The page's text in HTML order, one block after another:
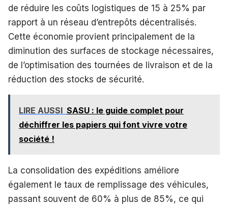
de réduire les coûts logistiques de 15 à 25% par
rapport à un réseau d’entrepôts décentralisés.
Cette économie provient principalement de la
diminution des surfaces de stockage nécessaires,
de l’optimisation des tournées de livraison et de la
réduction des stocks de sécurité.
LIRE AUSSI SASU : le guide complet pour
déchiffrer les papiers qui font vivre votre
société !
La consolidation des expéditions améliore
également le taux de remplissage des véhicules,
passant souvent de 60% à plus de 85%, ce qui